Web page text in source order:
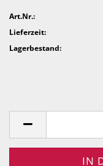
Art.Nr.:
Lieferzeit:
Lagerbestand: